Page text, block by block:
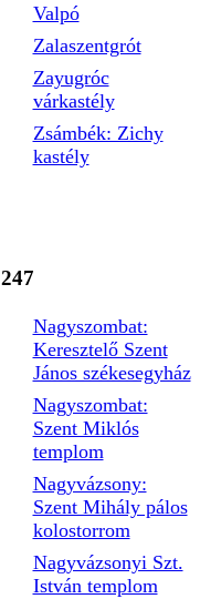
Valpó
Zalaszentgrót
Zayugróc
várkastély
Zsámbék: Zichy
kastély
247
Nagyszombat:
Keresztelő Szent
János székesegyház
Nagyszombat:
Szent Miklós
templom
Nagyvázsony:
Szent Mihály pálos
kolostorrom
Nagyvázsonyi Szt.
István templom